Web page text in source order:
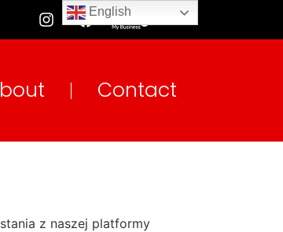
Contact
z naszej platformy
English